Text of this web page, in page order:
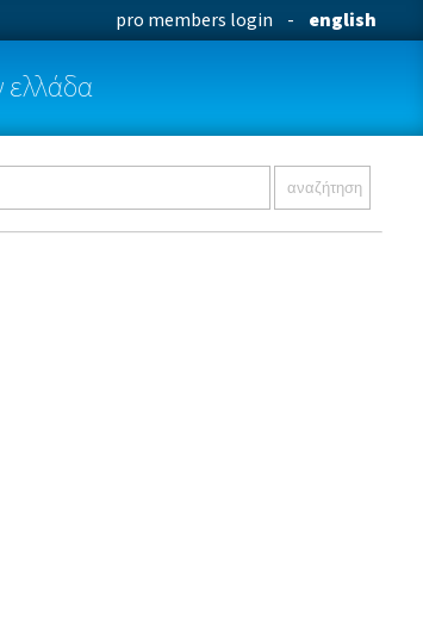
pro members login - english
ελλάδα